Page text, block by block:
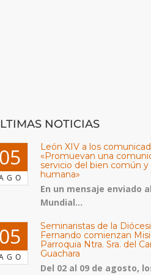
NOTICIAS
León XIV a los
«Promuevan una
servicio del bien común y
humana»
En un mensaje enviado
Mundial...
Seminaristas de la
Fernando comienzan
Parroquia Ntra. Sra. del
Guachara
Del 02 al 09 de agosto,